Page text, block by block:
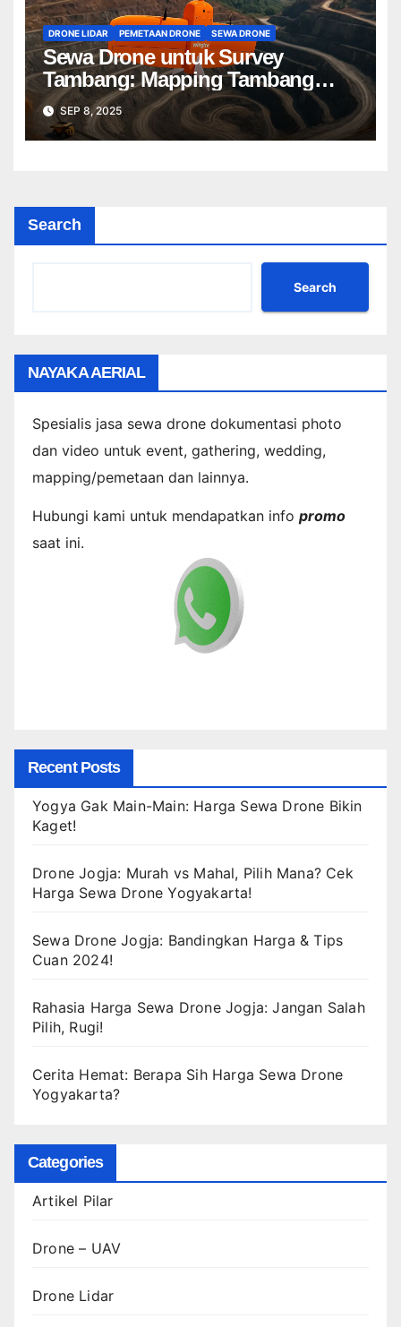
DRONE LIDAR PEMETAAN DRONE SEWA DRONE
Sewa Drone untuk Survey
Tambang: Mapping Tambang
Profesional Lebih Cepat & Akurat
SEP 8, 2025
Search
Search
NAYAKA AERIAL
Spesialis jasa sewa drone dokumentasi photo
dan video untuk event, gathering, wedding,
mapping/pemetaan dan lainnya.
Hubungi kami untuk mendapatkan info promo
saat ini.
Recent Posts
Yogya Gak Main-Main: Harga Sewa Drone Bikin
Kaget!
Drone Jogja: Murah vs Mahal, Pilih Mana? Cek
Harga Sewa Drone Yogyakarta!
Sewa Drone Jogja: Bandingkan Harga & Tips
Cuan 2024!
Rahasia Harga Sewa Drone Jogja: Jangan Salah
Pilih, Rugi!
Cerita Hemat: Berapa Sih Harga Sewa Drone
Yogyakarta?
Categories
Artikel Pilar
Drone – UAV
Drone Lidar